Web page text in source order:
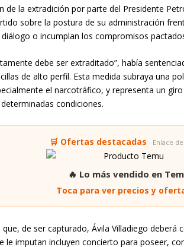
de la extradición por parte del Presidente
sobre la postura de su administración
o incumplan los compromisos
debe ser extraditado”, había
de alto perfil. Esta medida subraya una
el narcotráfico, y representa un
condiciones.
🛒 Ofertas destacadas · Enlace